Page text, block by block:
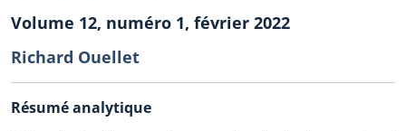
Volume 12, numéro 1, février 2022
Richard Ouellet
Résumé analytique